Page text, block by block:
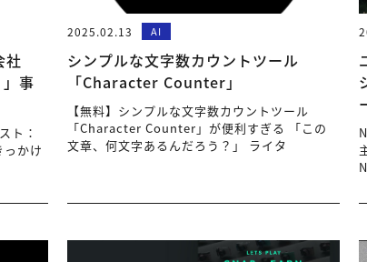
社
事
ト：
かけ
2025.02.13 AI
シンプルな文字数カウントツール
「Character Counter」
【無料】シンプルな文字数カウントツール
「Character Counter」が便利すぎる 「この
文章、何文字あるんだろう？」 ライタ